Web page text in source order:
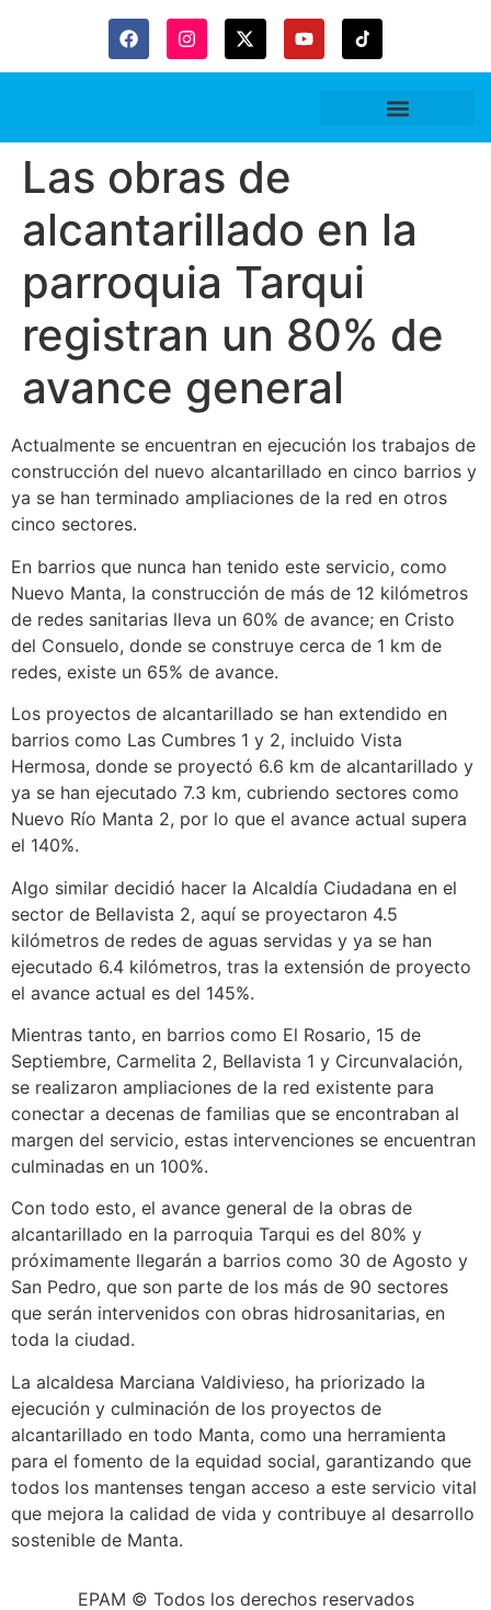
Las obras de
alcantarillado en la
parroquia Tarqui
registran un 80% de
avance general
Actualmente se encuentran en ejecución los trabajos de
construcción del nuevo alcantarillado en cinco barrios y
ya se han terminado ampliaciones de la red en otros
cinco sectores.
En barrios que nunca han tenido este servicio, como
Nuevo Manta, la construcción de más de 12 kilómetros
de redes sanitarias lleva un 60% de avance; en Cristo
del Consuelo, donde se construye cerca de 1 km de
redes, existe un 65% de avance.
Los proyectos de alcantarillado se han extendido en
barrios como Las Cumbres 1 y 2, incluido Vista
Hermosa, donde se proyectó 6.6 km de alcantarillado y
ya se han ejecutado 7.3 km, cubriendo sectores como
Nuevo Río Manta 2, por lo que el avance actual supera
el 140%.
Algo similar decidió hacer la Alcaldía Ciudadana en el
sector de Bellavista 2, aquí se proyectaron 4.5
kilómetros de redes de aguas servidas y ya se han
ejecutado 6.4 kilómetros, tras la extensión de proyecto
el avance actual es del 145%.
Mientras tanto, en barrios como El Rosario, 15 de
Septiembre, Carmelita 2, Bellavista 1 y Circunvalación,
se realizaron ampliaciones de la red existente para
conectar a decenas de familias que se encontraban al
margen del servicio, estas intervenciones se encuentran
culminadas en un 100%.
Con todo esto, el avance general de la obras de
alcantarillado en la parroquia Tarqui es del 80% y
próximamente llegarán a barrios como 30 de Agosto y
San Pedro, que son parte de los más de 90 sectores
que serán intervenidos con obras hidrosanitarias, en
toda la ciudad.
La alcaldesa Marciana Valdivieso, ha priorizado la
ejecución y culminación de los proyectos de
alcantarillado en todo Manta, como una herramienta
para el fomento de la equidad social, garantizando que
todos los mantenses tengan acceso a este servicio vital
que mejora la calidad de vida y contribuye al desarrollo
sostenible de Manta.
EPAM © Todos los derechos reservados